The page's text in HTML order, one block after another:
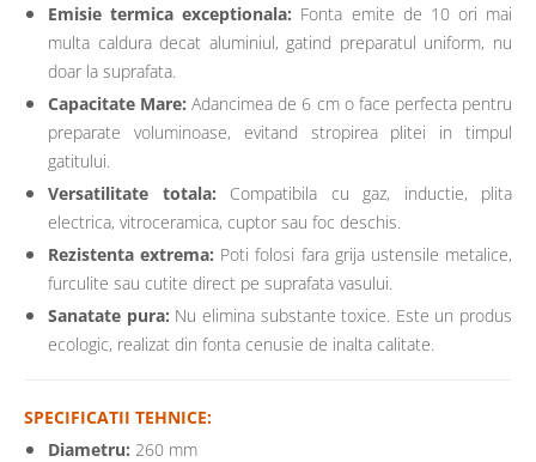
Emisie termica exceptionala: Fonta emite de 10 ori mai
multa caldura decat aluminiul, gatind preparatul uniform, nu
doar la suprafata.
Capacitate Mare: Adancimea de 6 cm o face perfecta pentru
preparate voluminoase, evitand stropirea plitei in timpul
gatitului.
Versatilitate totala: Compatibila cu gaz, inductie, plita
electrica, vitroceramica, cuptor sau foc deschis.
Rezistenta extrema: Poti folosi fara grija ustensile metalice,
furculite sau cutite direct pe suprafata vasului.
Sanatate pura: Nu elimina substante toxice. Este un produs
ecologic, realizat din fonta cenusie de inalta calitate.
SPECIFICATII TEHNICE:
Diametru: 260 mm